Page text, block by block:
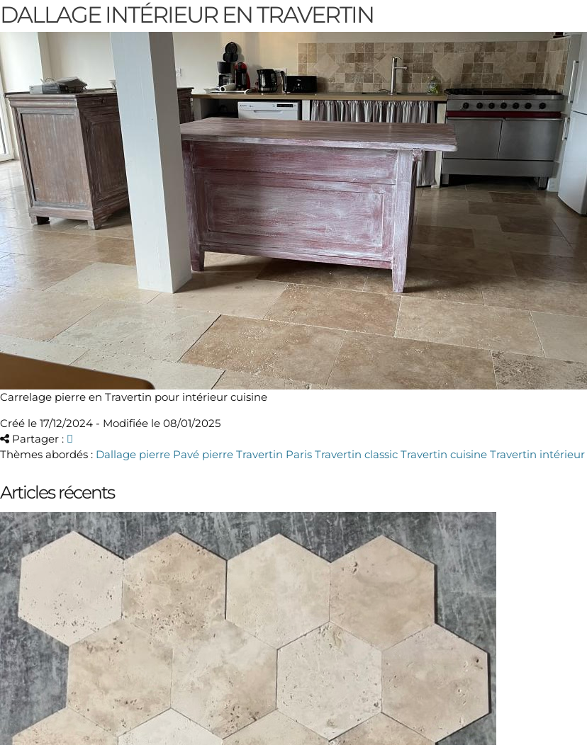
DALLAGE INTÉRIEUR EN TRAVERTIN
Carrelage pierre en Travertin pour intérieur cuisine
Créé le 17/12/2024 - Modifiée le 08/01/2025
Partager :
Thèmes abordés : Dallage pierre Pavé pierre Travertin Paris Travertin classic Travertin cuisine Travertin intérieur
Articles récents